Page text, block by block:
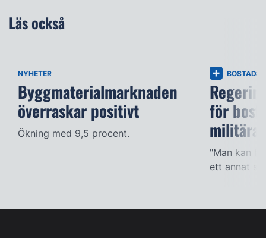
Läs också
NYHETER
Byggmaterialmarknaden
överraskar positivt
Ökning med 9,5 procent.
för
militära
"Man kan
ett annat